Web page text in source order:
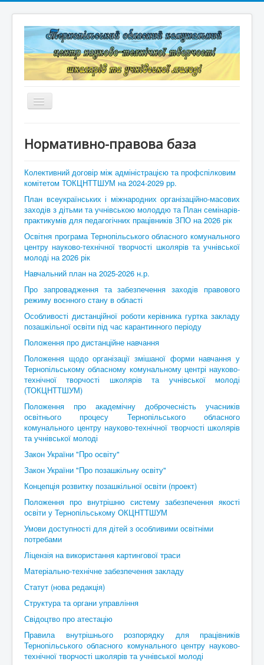
Перемикач
навігації
Структура
Документація
Конкурси та змагання
Корисні лінки
Дистанційне навчання
Контакти
Нормативно-правова база
Колективний договір між адміністрацією та профспілковим
комітетом ТОКЦНТТШУМ на 2024-2029 рр.
План всеукраїнських і міжнародних організаційно-масових
заходів з дітьми та учнівською молоддю та План семінарів-
практикумів для педагогічних працівників ЗПО на 2026 рік
Освітня програма Тернопільського обласного комунального
центру науково-технічної творчості школярів та учнівської
молоді на 2026 рік
Навчальний план на 2025-2026 н.р.
Про запровадження та забезпечення заходів правового
режиму воєнного стану в області
Особливості дистанційної роботи керівника гуртка закладу
позашкільної освіти під час карантинного періоду
Положення про дистанційне навчання
Положення щодо організації змішаної форми навчання у
Тернопільському обласному комунальному центрі науково-
технічної творчості школярів та учнівської молоді
(ТОКЦНТТШУМ)
Положення про академічну доброчесність учасників
освітнього процесу Тернопільського обласного
комунального центру науково-технічної творчості школярів
та учнівської молоді
Закон України "Про освіту"
Закон України "Про позашкільну освіту"
Концепція розвитку позашкільної освіти (проект)
Положення про внутрішню систему забезпечення якості
освіти у Тернопільському ОКЦНТТШУМ
Умови доступності для дітей з особливими освітніми
потребами
Ліцензія на використання картингової траси
Матеріально-технічне забезпечення закладу
Статут (нова редакція)
Структура та органи управління
Свідоцтво про атестацію
Правила внутрішнього розпорядку для працівників
Тернопільського обласного комунального центру науково-
технічної творчості школярів та учнівської молоді